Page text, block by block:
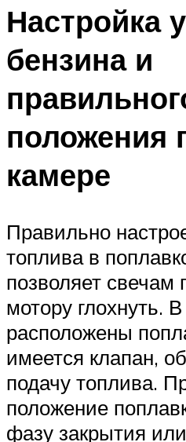
Настройка
бензина и
положения
камере
Правильно
топлива в
позволяет свечам
мотору глохнуть.
расположены
имеется клапан,
подачу топлива.
положение
фазу закрытия